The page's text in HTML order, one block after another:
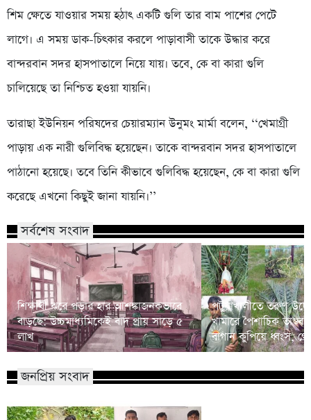
শিম ক্ষেতে যাওয়ার সময় হঠাৎ একটি গুলি তার বাম পাশের পেটে
লাগে। এ সময় ডাক-চিৎকার করলে পাড়াবাসী তাকে উদ্ধার করে
বান্দরবান সদর হাসপাতালে নিয়ে যায়। তবে, কে বা কারা গুলি
চালিয়েছে তা নিশ্চিত হওয়া যায়নি।
তারাছা ইউনিয়ন পরিষদের চেয়ারম্যান উনুমং মার্মা বলেন, ‘‘খেমাগ্রী
পাড়ায় এক নারী গুলিবিদ্ধ হয়েছেন। তাকে বান্দরবান সদর হাসপাতালে
পাঠানো হয়েছে। তবে তিনি কীভাবে গুলিবিদ্ধ হয়েছেন, কে বা কারা গুলি
করেছে এখনো কিছুই জানা যায়নি।’’
সর্বশেষ সংবাদ
শিক্ষার্থী ঝরে পড়ার হার আশঙ্কাজনকভাবে
বাড়ছে: উচ্চমাধ্যমিকেই বাদ প্রায় সাড়ে ৫
লাখ
পটুয়াখালীতে তরুণ
খামারে পৈশাচিক
বাগান কুপিয়ে ধ্বংস,
জনপ্রিয় সংবাদ